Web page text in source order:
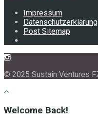
Impressum
Datenschutzerklärung
Post Sitemap
© 2025 Sustain Ventures
Welcome Back!